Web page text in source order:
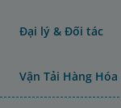
Đại lý & Đối tác
Vận Tải Hàng Hóa